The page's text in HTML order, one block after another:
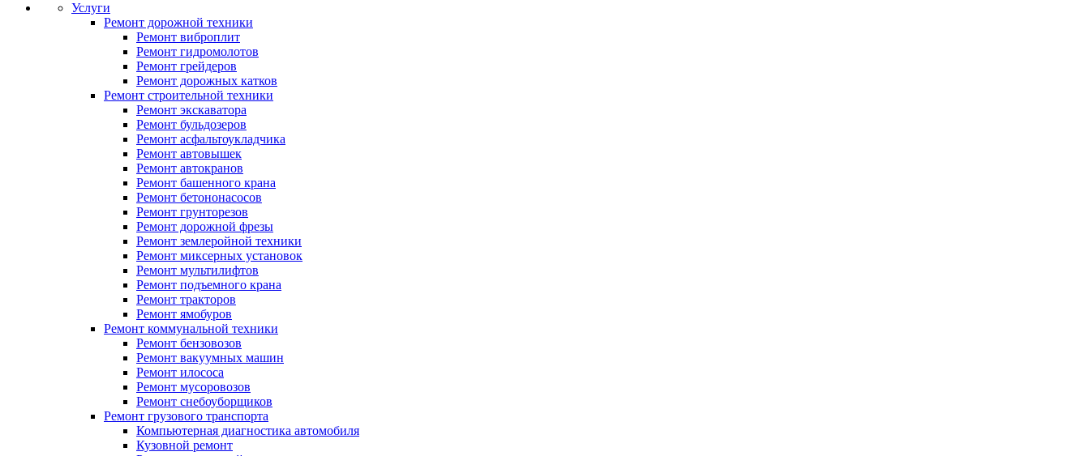
Услуги
Ремонт дорожной техники
Ремонт виброплит
Ремонт гидромолотов
Ремонт грейдеров
Ремонт дорожных катков
Ремонт строительной техники
Ремонт экскаватора
Ремонт бульдозеров
Ремонт асфальтоукладчика
Ремонт автовышек
Ремонт автокранов
Ремонт башенного крана
Ремонт бетононасосов
Ремонт грунторезов
Ремонт дорожной фрезы
Ремонт землеройной техники
Ремонт миксерных установок
Ремонт мультилифтов
Ремонт подъемного крана
Ремонт тракторов
Ремонт ямобуров
Ремонт коммунальной техники
Ремонт бензовозов
Ремонт вакуумных машин
Ремонт илососа
Ремонт мусоровозов
Ремонт снебоуборщиков
Ремонт грузового транспорта
Компьютерная диагностика автомобиля
Кузовной ремонт